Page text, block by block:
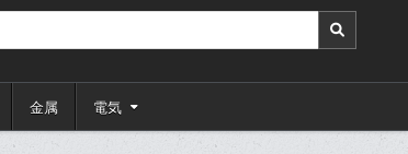
金属 電気